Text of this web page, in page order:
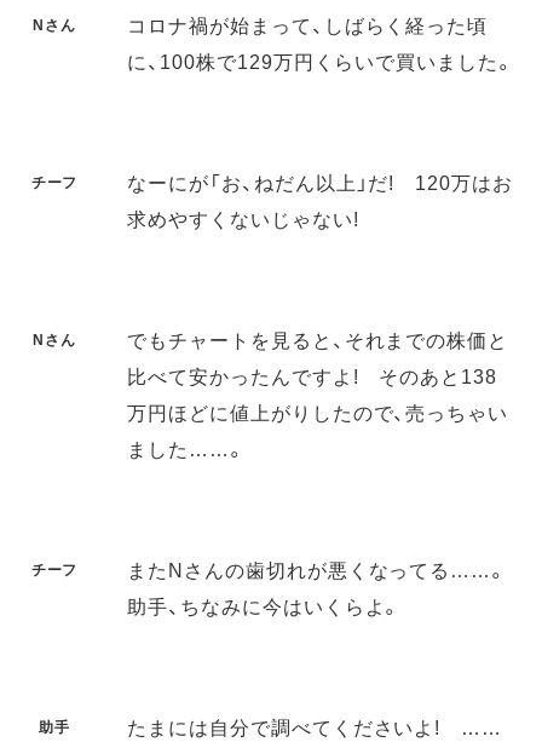
Nさん
コロナ禍が始まって、しばらく経った頃
に、100株で129万円くらいで買いました。
チーフ
なーにが「お、ねだん以上」だ! 120万はお
求めやすくないじゃない!
Nさん
でもチャートを見ると、それまでの株価と
比べて安かったんですよ! そのあと138
万円ほどに値上がりしたので、売っちゃい
ました……。
チーフ
またNさんの歯切れが悪くなってる……。
助手、ちなみに今はいくらよ。
助手
たまには自分で調べてくださいよ! ……